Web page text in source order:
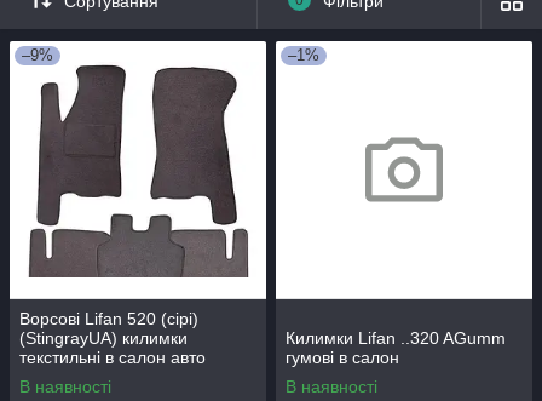
–9%
Ворсові Lifan 520 (сірі)
(StingrayUA) килимки
текстильні в салон авто
В наявності
–1%
Килимки Lifan ..320 AGumm
гумові в салон
В наявності